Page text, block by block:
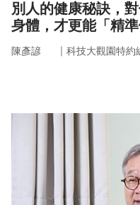
別人的健康秘訣，
身體，才更能「精準
陳彥諺 ｜ 科技大觀園特約